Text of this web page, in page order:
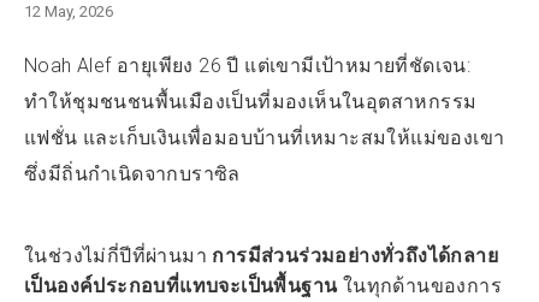
12 May, 2026
Noah Alef อายุเพียง 26 ปี แต่เขามีเป้าหมายที่ชัดเจน:
ทำให้ชุมชนชนพื้นเมืองเป็นที่มองเห็นในอุตสาหกรรม
แฟชั่น และเก็บเงินเพื่อมอบบ้านที่เหมาะสมให้แม่ของเขา
ซึ่งมีถิ่นกำเนิดจากบราซิล
ในช่วงไม่กี่ปีที่ผ่านมา การมีส่วนร่วมอย่างทั่วถึงได้กลาย
เป็นองค์ประกอบที่แทบจะเป็นพื้นฐานในทุกด้านของการ